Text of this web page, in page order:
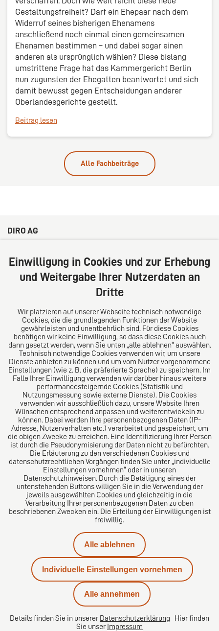
Gestaltungsfreiheit? Darf ein Ehepaar nach dem
Widerruf seines bisherigen Ehenamens
anschließend noch einmal einen gemeinsamen
Ehenamen bestimmen – und dabei sogar einen
anderen als ursprünglich wählen? Diese bislang
umstrittene Frage hat das Kammergericht Berlin
nun zugunsten der Ehegatten beantwortet und sich
damit bewusst gegen Entscheidungen anderer
Oberlandesgerichte gestellt.
Beitrag lesen
Alle Fachbeiträge
DIRO AG
20354 Hamburg
Deutschland
Tel: +49 (0) 40 41352231
Über uns
Das Kanzlei-Vertrauensnetzwerk. Aus Europa für die
Welt. Für den erfolgreichen Mittelstand.
Folgen Sie uns auf
Das europäische Kanzlei-Netzwerk
Datenschutz
Einwilligung in Cookies und zur Erhebung
und Weitergabe Ihrer Nutzerdaten an
Dritte
Wir platzieren auf unserer Webseite technisch notwendige
Cookies, die die grundlegenden Funktionen der Website
gewährleisten und unentbehrlich sind. Für diese Cookies
benötigen wir keine Einwilligung, so dass diese Cookies auch
dann gesetzt werden, wenn Sie unten „alle ablehnen“ auswählen.
Technisch notwendige Cookies verwenden wir, um unsere
Dienste anbieten zu können und um vom Nutzer vorgenommene
Einstellungen (wie z. B. die präferierte Sprache) zu speichern. Im
Falle Ihrer Einwilligung verwenden wir darüber hinaus weitere
performancesteigernde Cookies (Statistik und
Nutzungsmessung sowie externe Dienste). Die Cookies
verwenden wir ausschließlich dazu, unsere Website Ihren
Wünschen entsprechend anpassen und weiterentwickeln zu
können. Dabei werden Ihre personenbezogenen Daten (IP-
Adresse, Nutzerverhalten etc.) verarbeitet und gespeichert, um
die obigen Zwecke zu erreichen. Eine Identifizierung Ihrer Person
ist durch die Pseudonymisierung der Daten nicht zu befürchten.
Die Erläuterung zu den verschiedenen Cookies und
datenschutzrechtlichen Vorgängen finden Sie unter „individuelle
Einstellungen vornehmen“ oder in unseren
Datenschutzhinweisen. Durch die Betätigung eines der
untenstehenden Buttons willigen Sie in die Verwendung der
jeweils ausgewählten Cookies und gleichzeitig in die
Verarbeitung Ihrer personenbezogenen Daten zu oben
beschriebenen Zwecken ein. Die Erteilung der Einwilligungen ist
freiwillig.
Alle ablehnen
Individuelle Einstellungen vornehmen
Alle annehmen
Details finden Sie in unserer Datenschutzerklärung Hier finden
Sie unser Impressum